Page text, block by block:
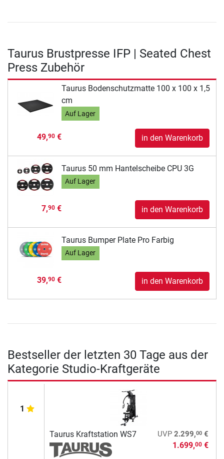
Taurus Brustpresse IFP | Seated Chest
Press Zubehör
Taurus Bodenschutzmatte 100 x 100 x 1,5
cm
Auf Lager
49,90€ in den Warenkorb
Taurus 50 mm Hantelscheibe CPU 3G
Auf Lager
7,90€ in den Warenkorb
Taurus Bumper Plate Pro Farbig
Auf Lager
39,90€ in den Warenkorb
Bestseller der letzten 30 Tage aus der
Kategorie Studio-Kraftgeräte
1
Taurus Kraftstation WS7 UVP 2.299,00€
1.699,00€